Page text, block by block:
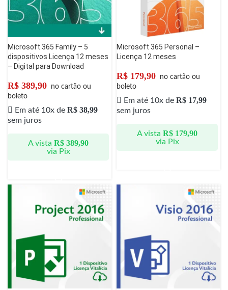
Microsoft 365 Family – 5
dispositivos Licença 12 meses
– Digital para Download
R$ 389,90
no cartão ou
boleto
A vista R$ 389,90
via Pix
Em até 10x de R$ 38,99
sem juros
Microsoft 365 Personal –
Licença 12 meses
R$ 179,90
no cartão ou
boleto
A vista R$ 179,90
via Pix
Em até 10x de R$ 17,99
sem juros